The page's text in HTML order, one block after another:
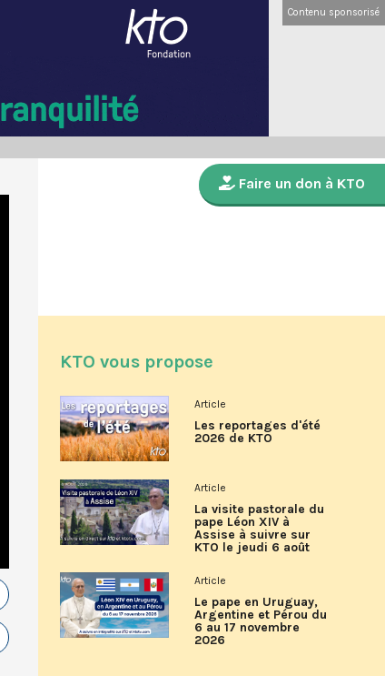
Contenu sponsorisé
Faire un don à KTO
KTO vous propose
Article
Les reportages d'été
2026 de KTO
Article
La visite pastorale du
pape Léon XIV à
Assise à suivre sur
KTO le jeudi 6 août
Article
Le pape en Uruguay,
Argentine et Pérou du
6 au 17 novembre
2026